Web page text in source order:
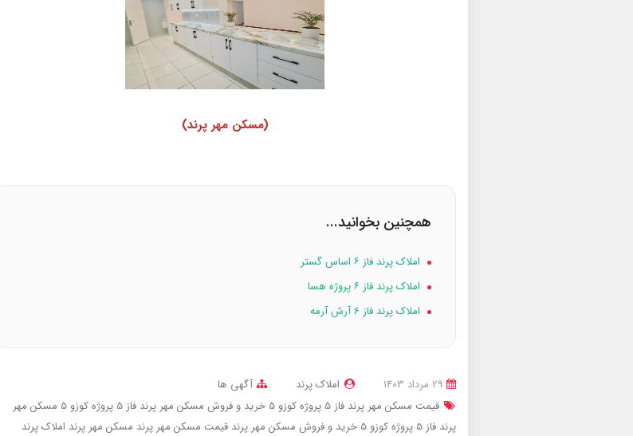
(مسکن مهر پرند)
همچنین بخوانید...
املاک پرند فاز ۶ اساس گستر
املاک پرند فاز ۶ پروژه هسا
املاک پرند فاز 6 آرش آرمه
املاک پرند
آگهی ها
قیمت مسکن مهر پرند فاز 5 پروژه کوزو 5
خرید و فروش مسکن مهر پرند فاز 5 پروژه کوزو 5
مسکن مهر
پرند فاز 5 پروژه کوزو 5
خرید و فروش مسکن مهر پرند قیمت مسکن مهر پرند مسکن مهر پرند املاک پرند